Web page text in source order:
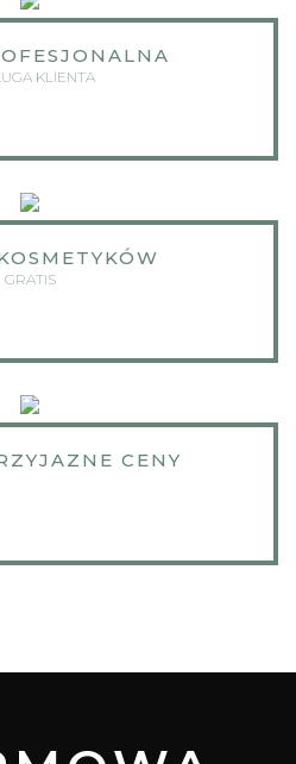
KLIENTA
GRATIS
CENY